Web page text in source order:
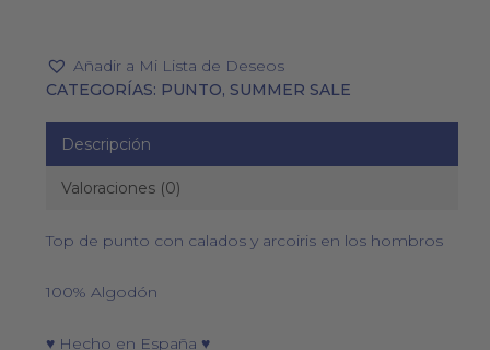
Añadir a Mi Lista de Deseos
CATEGORÍAS: PUNTO, SUMMER SALE
Descripción
Valoraciones (0)
Top de punto con calados y arcoiris en los hombros
100% Algodón
♥ Hecho en España ♥